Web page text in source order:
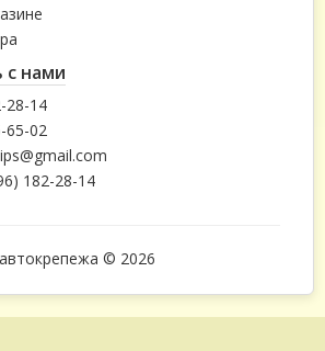
с нами
28-14
65-02
182-28-14
© 2026